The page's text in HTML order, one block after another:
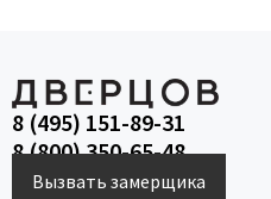
8 (495) 151-89-31
8 (800) 350-65-48
Вызвать замерщика